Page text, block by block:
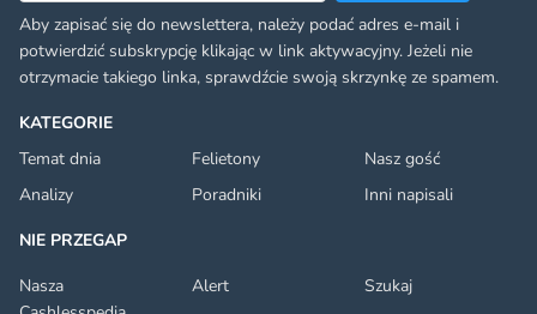
KATEGORIE
Temat dnia
Felietony
Nasz gość
Analizy
Poradniki
Inni napisali
NIE PRZEGAP
Nasza
Alert Szukaj
Aby zapisać się do newslettera, należy podać adres e-mail i
potwierdzić subskrypcję klikając w link aktywacyjny. Jeżeli nie
otrzymacie takiego linka, sprawdźcie swoją skrzynkę ze spamem.